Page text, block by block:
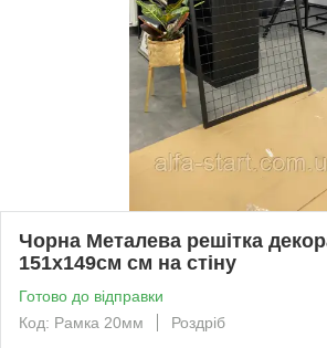
Чорна Металева решітка
151х149см см на стіну
Готово до відправки
Код: Рамка 20мм
Роздріб